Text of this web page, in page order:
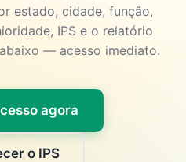
estado, cidade, função,
IPS e o relatório
— acesso imediato.
agora
o IPS